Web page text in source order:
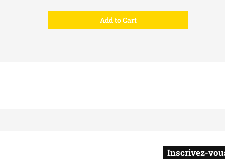
American spirit est une sellerie artisanale , qui fabrique en Sarthe (
pour chaques fabrication , comptez environ un delais de 2 mois
Add to Cart
​Inscrivez-